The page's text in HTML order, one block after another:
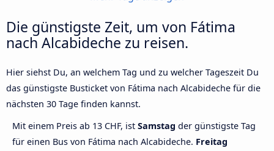
Die günstigste Zeit, um von Fátima
nach Alcabideche zu reisen.
Hier siehst Du, an welchem Tag und zu welcher Tageszeit Du
das günstigste Busticket von Fátima nach Alcabideche für die
nächsten 30 Tage finden kannst.
Mit einem Preis ab 13 CHF, ist Samstag der günstigste Tag
für einen Bus von Fátima nach Alcabideche. Freitag